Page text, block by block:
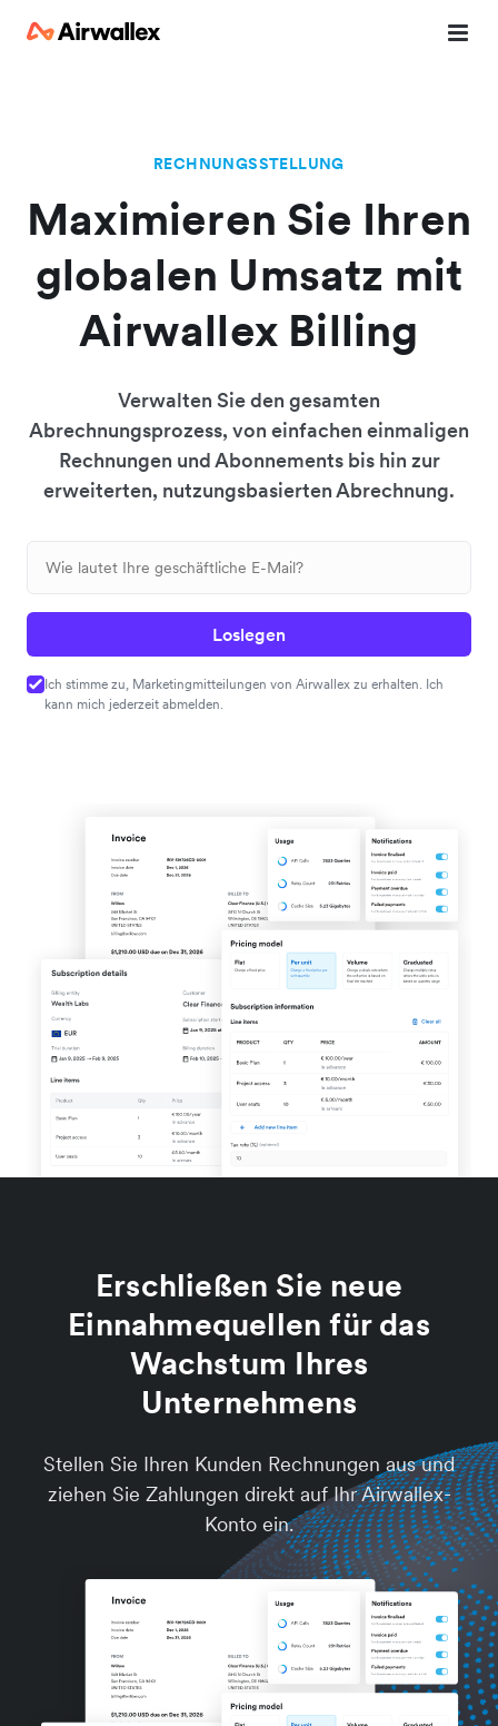
RECHNUNGSSTELLUNG
Maximieren Sie Ihren
globalen Umsatz mit
Airwallex Billing
Verwalten Sie den gesamten
Abrechnungsprozess, von einfachen einmaligen
Rechnungen und Abonnements bis hin zur
erweiterten, nutzungsbasierten Abrechnung.
Loslegen
Ich stimme zu, Marketingmitteilungen von Airwallex zu erhalten. Ich
kann mich jederzeit abmelden.
Erschließen Sie neue
Einnahmequellen für das
Wachstum Ihres
Unternehmens
Stellen Sie Ihren Kunden Rechnungen aus und
ziehen Sie Zahlungen direkt auf Ihr Airwallex-
Konto ein.